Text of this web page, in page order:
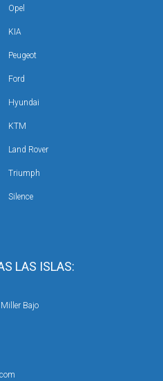
LAS ISLAS:
Bajo
Opel
KIA
Peugeot
Ford
Hyundai
KTM
Land Rover
Triumph
Silence